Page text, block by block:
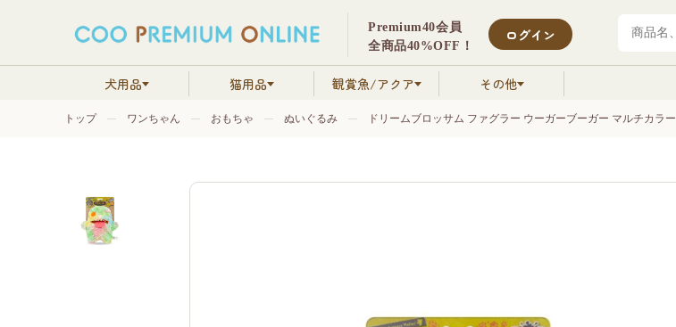
Premium40会員
全商品40%OFF！
ログイン
犬用品 猫用品 観賞魚/アクア その他
トップ ワンちゃん おもちゃ ぬいぐるみ ドリームブロッサム ファグラー ウーガーブーガー マルチカラー